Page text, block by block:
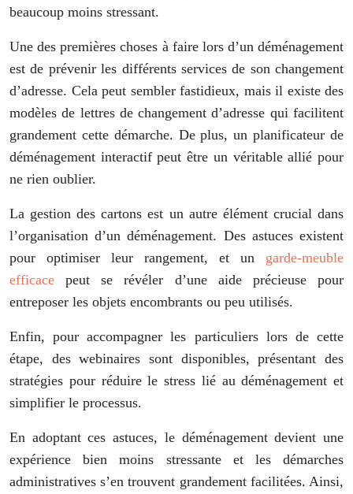
beaucoup moins stressant.
Une des premières choses à faire lors d’un déménagement
est de prévenir les différents services de son changement
d’adresse. Cela peut sembler fastidieux, mais il existe des
modèles de lettres de changement d’adresse qui facilitent
grandement cette démarche. De plus, un planificateur de
déménagement interactif peut être un véritable allié pour
ne rien oublier.
La gestion des cartons est un autre élément crucial dans
l’organisation d’un déménagement. Des astuces existent
pour optimiser leur rangement, et un garde-meuble
efficace peut se révéler d’une aide précieuse pour
entreposer les objets encombrants ou peu utilisés.
Enfin, pour accompagner les particuliers lors de cette
étape, des webinaires sont disponibles, présentant des
stratégies pour réduire le stress lié au déménagement et
simplifier le processus.
En adoptant ces astuces, le déménagement devient une
expérience bien moins stressante et les démarches
administratives s’en trouvent grandement facilitées. Ainsi,